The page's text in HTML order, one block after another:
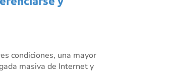
condiciones, una mayor
masiva de Internet y